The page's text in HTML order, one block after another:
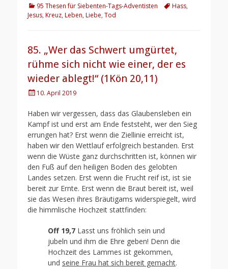
Kategorien
95 Thesen für Siebenten-Tags-Adventisten Schlagworte
Hass,
Jesus, Kreuz, Leben, Liebe, Tod
85. „Wer das Schwert umgürtet,
rühme sich nicht wie einer, der es
wieder ablegt!“ (1Kön 20,11)
Posted10. April 2019
Haben wir vergessen, dass das Glaubensleben ein
Kampf ist und erst am Ende feststeht, wer den Sieg
errungen hat? Erst wenn die Ziellinie erreicht ist,
haben wir den Wettlauf erfolgreich bestanden. Erst
wenn die Wüste ganz durchschritten ist, können wir
den Fuß auf den heiligen Boden des gelobten
Landes setzen. Erst wenn die Frucht reif ist, ist sie
bereit zur Ernte. Erst wenn die Braut bereit ist, weil
sie das Wesen ihres Bräutigams widerspiegelt, wird
die himmlische Hochzeit stattfinden:
Off 19,7 Lasst uns fröhlich sein und
jubeln und ihm die Ehre geben! Denn die
Hochzeit des Lammes ist gekommen,
und seine Frau hat sich bereit gemacht.